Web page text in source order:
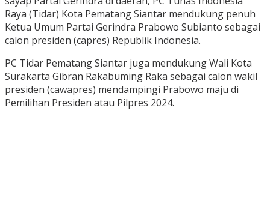
Raya (Tidar) Kota Pematang Siantar mendukung penuh
Ketua Umum Partai Gerindra Prabowo Subianto sebagai
calon presiden (capres) Republik Indonesia.
PC Tidar Pematang Siantar juga mendukung Wali Kota
Surakarta Gibran Rakabuming Raka sebagai calon wakil
presiden (cawapres) mendampingi Prabowo maju di
Pemilihan Presiden atau Pilpres 2024.